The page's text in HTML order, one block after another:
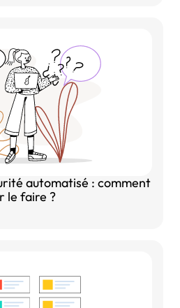
automatisé : comment
le faire ?